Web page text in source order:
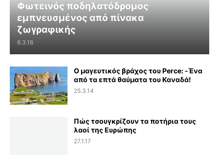
Φωτεινός ποδηλατόδρομος
εμπνευσμένος από πίνακα
ζωγραφικής
6.3.16
Ο μαγευτικός βράχος του Perce: -Ένα
από τα επτά θαύματα του Καναδά!
25.3.14
Πώς τσουγκρίζουν τα ποτήρια τους
λαοί της Ευρώπης
27.1.17